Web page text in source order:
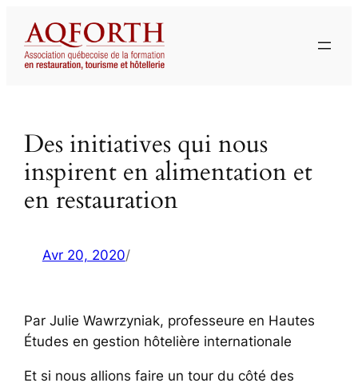
contenu
Des initiatives qui nous
inspirent en alimentation et
en restauration
Avr 20, 2020/
Par Julie Wawrzyniak, professeure en Hautes
Études en gestion hôtelière internationale
Et si nous allions faire un tour du côté des